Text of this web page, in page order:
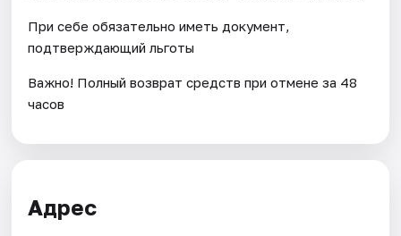
При себе обязательно иметь документ,
подтверждающий льготы
Важно! Полный возврат средств при отмене за 48
часов
Адрес